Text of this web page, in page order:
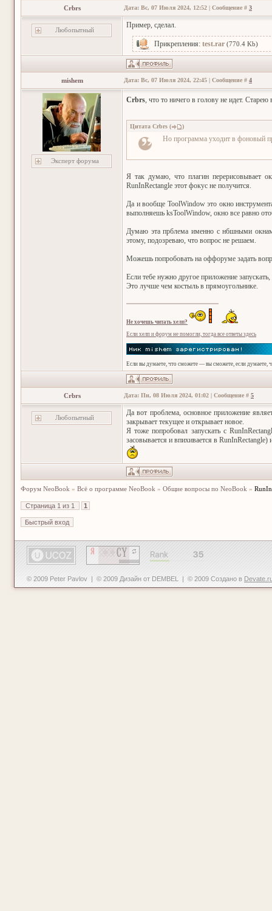
Crbrs Дата: Вс, 07 Июля 2024, 12:52 | Сообщение # 3
Любопытный
Пример, сделал.
Прикрепления: test.rar (770.4 Kb)
mishem Дата: Вс, 07 Июля 2024, 22:45 | Сообщение # 4
Эксперт форума
Crbrs , что то ничего в голову не идет. Старею
Цитата Crbrs ( )
Но программа уходит в фоновый
Я так думаю, что плагин перерисовывает
RunInRectangle этот фокус не получится.
Да и вообще ToolWindow это окно
выполняешь ksToolWindow, окно все равно
Думаю эта прблема именно с нбшными
этому, подозреваю, что вопрос не решаем.
Можешь попробовать на оффоруме задать
Если тебе нужно другое приложение
Это лучше чем костыль в прямоугольнике.
Не хочешь читать хелп?
Если хелп и форум не помогли, тогда все ответы здесь
Если вы думаете, что сможете — вы сможете, если думаете,
Crbrs Дата: Пн, 08 Июля 2024, 01:02 | Сообщение # 5
Любопытный
Да вот проблема, основное приложение
закрывает текущее и открывает новое.
Я тоже попробовал запускать с
засовывается и впихивается в RunInRectangle)
Форум NeoBook » Всё о программе NeoBook » Общие вопросы по NeoBook »
Страница 1 из 1 1
© 2009 Peter Pavlov | © 2009 Дизайн от DEMBEL | © 2009 Создано в